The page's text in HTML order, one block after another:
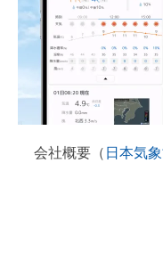
会社概要（ 日本気